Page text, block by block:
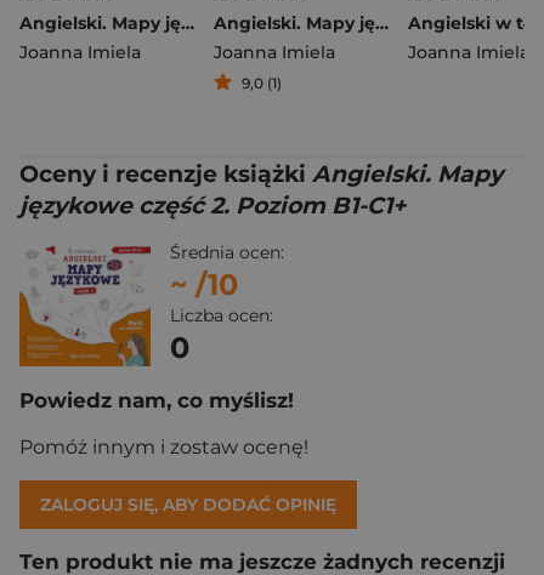
Angielski. Mapy językowe. Poziom B1-C1+ wyd. 2026
Joanna Imiela
Angielski. Mapy językowe
Joanna Imiela
9,0 (1)
Joanna Imiela
Oceny i recenzje książki Angielski. Mapy
językowe część 2. Poziom B1-C1+
Średnia ocen:
~ /10
Liczba ocen:
0
Powiedz nam, co myślisz!
Pomóż innym i zostaw ocenę!
ZALOGUJ SIĘ, ABY DODAĆ OPINIĘ
Ten produkt nie ma jeszcze żadnych recenzji